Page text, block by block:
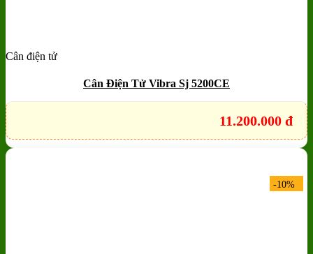
Add to wishlist
Cân điện tử
Cân Điện Tử Vibra Sj 5200CE
11.200.000 đ
-10%